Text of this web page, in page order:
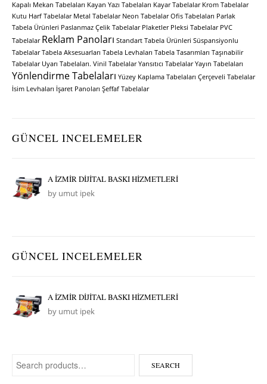
Kapalı Mekan Tabelaları Kayan Yazı Tabelaları Kayar Tabelalar Krom Tabelalar
Kutu Harf Tabelalar Metal Tabelalar Neon Tabelalar Ofis Tabelaları Parlak
Tabela Ürünleri Paslanmaz Çelik Tabelalar Plaketler Pleksi Tabelalar PVC
Tabelalar Reklam Panoları Standart Tabela Ürünleri Süspansiyonlu
Tabelalar Tabela Aksesuarları Tabela Levhaları Tabela Tasarımları Taşınabilir
Tabelalar Uyarı Tabelaları. Vinil Tabelalar Yansıtıcı Tabelalar Yayın Tabelaları
Yönlendirme Tabelaları Yüzey Kaplama Tabelaları Çerçeveli Tabelalar
İsim Levhaları İşaret Panoları Şeffaf Tabelalar
GÜNCEL INCELEMELER
A İZMİR DİJİTAL BASKI HİZMETLERİ
by umut ipek
GÜNCEL INCELEMELER
A İZMİR DİJİTAL BASKI HİZMETLERİ
by umut ipek
Search for: SEARCH